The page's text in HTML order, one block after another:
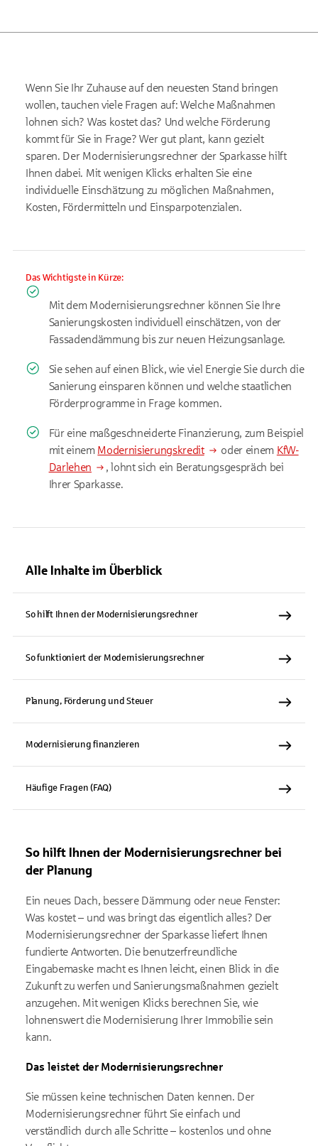
Wenn Sie Ihr Zuhause auf den neuesten Stand bringen
wollen, tauchen viele Fragen auf: Welche Maßnahmen
lohnen sich? Was kostet das? Und welche Förderung
kommt für Sie in Frage? Wer gut plant, kann gezielt
sparen. Der Modernisierungsrechner der Sparkasse hilft
Ihnen dabei. Mit wenigen Klicks erhalten Sie eine
individuelle Einschätzung zu möglichen Maßnahmen,
Kosten, Fördermitteln und Einsparpotenzialen.
Das Wichtigste in Kürze:
Mit dem Modernisierungsrechner können Sie Ihre
Sanierungskosten individuell einschätzen, von der
Fassadendämmung bis zur neuen Heizungsanlage.
Sie sehen auf einen Blick, wie viel Energie Sie durch die
Sanierung einsparen können und welche staatlichen
Förderprogramme in Frage kommen.
Für eine maßgeschneiderte Finanzierung, zum Beispiel
mit einem Modernisierungskredit oder einem KfW-
Darlehen
, lohnt sich ein Beratungsgespräch bei
Ihrer Sparkasse.
Alle Inhalte im Überblick
So hilft Ihnen der Modernisierungsrechner
So funktioniert der Modernisierungsrechner
Planung, Förderung und Steuer
Modernisierung finanzieren
Häufige Fragen (FAQ)
So hilft Ihnen der Modernisierungsrechner bei
der Planung
Ein neues Dach, bessere Dämmung oder neue Fenster:
Was kostet – und was bringt das eigentlich alles? Der
Modernisierungsrechner der Sparkasse liefert Ihnen
fundierte Antworten. Die benutzerfreundliche
Eingabemaske macht es Ihnen leicht, einen Blick in die
Zukunft zu werfen und Sanierungsmaßnahmen gezielt
anzugehen. Mit wenigen Klicks berechnen Sie, wie
lohnenswert die Modernisierung Ihrer Immobilie sein
kann.
Das leistet der Modernisierungsrechner
Sie müssen keine technischen Daten kennen. Der
Modernisierungsrechner führt Sie einfach und
verständlich durch alle Schritte – kostenlos und ohne